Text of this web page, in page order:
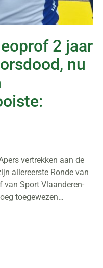
2 jaar
nu
vertrekken aan de
allereerste Ronde van
van Sport Vlaanderen-
toegewezen…